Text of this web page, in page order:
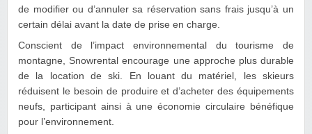
de modifier ou d’annuler sa réservation sans frais jusqu’à un
certain délai avant la date de prise en charge.
Conscient de l’impact environnemental du tourisme de
montagne, Snowrental encourage une approche plus durable
de la location de ski. En louant du matériel, les skieurs
réduisent le besoin de produire et d’acheter des équipements
neufs, participant ainsi à une économie circulaire bénéfique
pour l’environnement.